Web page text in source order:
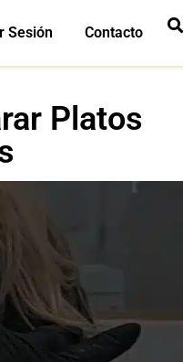
Sesión Contacto
Platos